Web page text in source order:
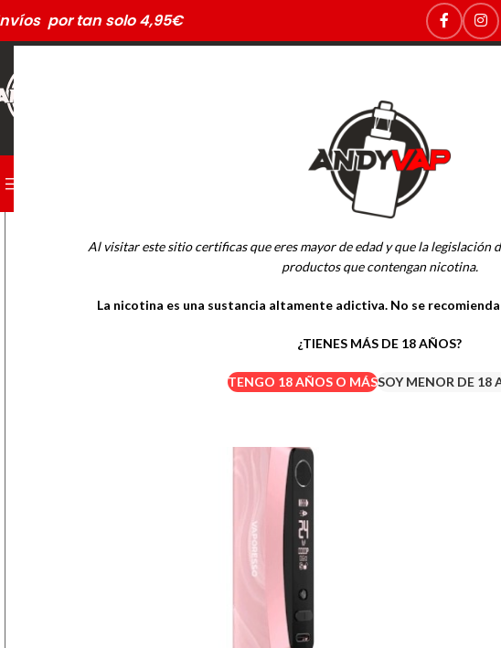
Al visitar este sitio certificas que eres mayor de edad y que la legislación
productos que contengan nicotina.
La nicotina es una sustancia altamente adictiva. No se
¿TIENES MÁS DE 18 AÑOS?
TENGO 18 AÑOS O MÁSSOY MENOR DE 18
por tan solo 4,95€
PODS DESECHABLES
Drifter Desechables